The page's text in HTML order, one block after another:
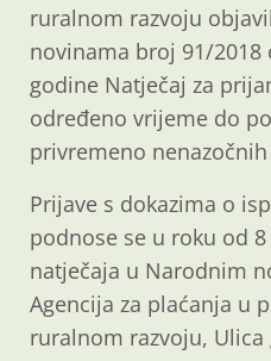
ruralnom razvoju
novinama broj 91/2018
godine Natječaj za
određeno vrijeme do
privremeno
Prijave s dokazima o
podnose se u roku od
natječaja u Narodnim
Agencija za plaćanja u
ruralnom razvoju, Ulica